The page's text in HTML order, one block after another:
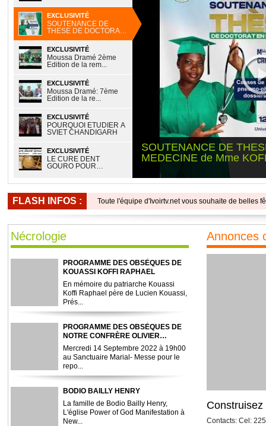
SOUTENANCE DE
MEDECINE de Mme
EXCLUSIVITÉ
SOUTENANCE DE
THESE DE DOCTORAT
EXCLUSIVITÉ
Moussa Dramé 2ème
Edition de la rem...
EXCLUSIVITÉ
Moussa Dramé: 7ème
Edition de la re...
EXCLUSIVITÉ
POURQUOI ÉTUDIER À
SVIET CHANDIGARH
EXCLUSIVITÉ
LE CURE DENT
GOURO POUR
FLASH INFOS : Toute l'équipe d'Ivoirtv.net vous souhaite de belles
Nécrologie
PROGRAMME DES OBSÈQUES DE
KOUASSI KOFFI RAPHAEL
En mémoire du patriarche Kouassi
Koffi Raphael père de Lucien Kouassi,
Prés...
PROGRAMME DES OBSÈQUES DE
NOTRE CONFRÈRE OLIVIER
MODESTE N'GORAN
Mercredi 14 Septembre 2022 à 19h00
au Sanctuaire Marial- Messe pour le
repo...
BODIO BAILLY HENRY
La famille de Bodio Bailly Henry,
L'église Power of God Manifestation à
New...
Annonces
Construisez
Contacts: Cel: 225 01 02